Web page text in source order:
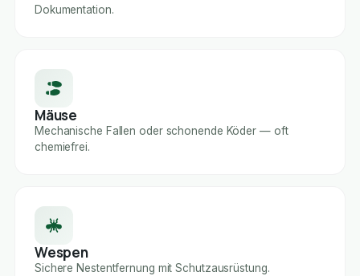
Dokumentation.
Mäuse
Mechanische Fallen oder schonende Köder — oft
chemiefrei.
Wespen
Sichere Nestentfernung mit Schutzausrüstung.